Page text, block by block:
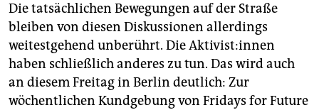
Die tatsächlichen Bewegungen auf der Straße
bleiben von diesen Diskussionen allerdings
weitestgehend unberührt. Die Aktivist:innen
haben schließlich anderes zu tun. Das wird auch
an diesem Freitag in Berlin deutlich: Zur
wöchentlichen Kundgebung von Fridays for Future